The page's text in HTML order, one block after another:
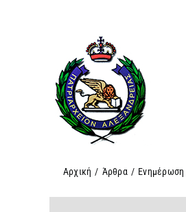
Αρχική / Άρθρα / Ενημέρωση